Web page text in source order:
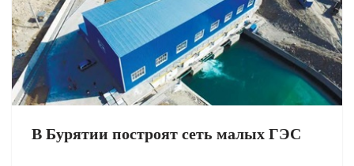
В Бурятии построят сеть малых ГЭС